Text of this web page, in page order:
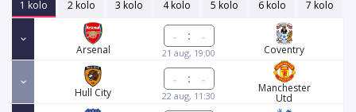
1 kolo 2 kolo 3 kolo 4 kolo 5 kolo 6 kolo 7 kolo
Arsenal
:
21 aug, 19:00 Coventry
Hull City
:
22 aug, 11:30
Manchester
Utd